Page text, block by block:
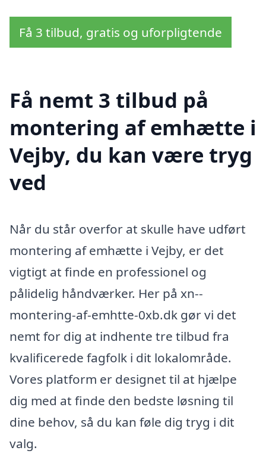
Få 3 tilbud, gratis og uforpligtende
Få nemt 3 tilbud på
montering af emhætte i
Vejby, du kan være tryg
ved
Når du står overfor at skulle have udført
montering af emhætte i Vejby, er det
vigtigt at finde en professionel og
pålidelig håndværker. Her på xn--
montering-af-emhtte-0xb.dk gør vi det
nemt for dig at indhente tre tilbud fra
kvalificerede fagfolk i dit lokalområde.
Vores platform er designet til at hjælpe
dig med at finde den bedste løsning til
dine behov, så du kan føle dig tryg i dit
valg.